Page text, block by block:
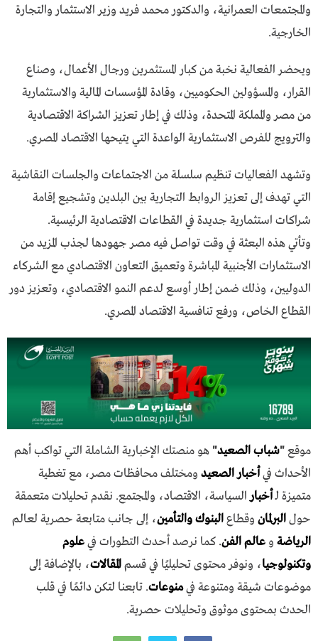
والمجتمعات العمرانية، والدكتور محمد فريد وزير الاستثمار والتجارة
الخارجية.
ويحضر الفعالية نخبة من كبار المستثمرين ورجال الأعمال، وصناع
القرار، والمسؤولين الحكوميين، وقادة المؤسسات المالية والاستثمارية
من مصر والمملكة المتحدة، وذلك في إطار تعزيز الشراكة الاقتصادية
والترويج للفرص الاستثمارية الواعدة التي يتيحها الاقتصاد المصري.
وتشهد الفعاليات تنظيم سلسلة من الاجتماعات والجلسات النقاشية
التي تهدف إلى تعزيز الروابط التجارية بين البلدين وتشجيع إقامة
شراكات استثمارية جديدة في القطاعات الاقتصادية الرئيسية.
وتأتي هذه البعثة في وقت تواصل فيه مصر جهودها لجذب المزيد من
الاستثمارات الأجنبية المباشرة وتعميق التعاون الاقتصادي مع الشركاء
الدوليين، وذلك ضمن إطار أوسع لدعم النمو الاقتصادي، وتعزيز دور
القطاع الخاص، ورفع تنافسية الاقتصاد المصري.
موقع"شباب الصعيد" هو منصتك الإخبارية الشاملة التي تواكب أهم
الأحداث فيأخبار الصعيد ومختلف محافظات مصر، مع تغطية
متميزة لـأخبارالسياسة، الاقتصاد، والمجتمع. نقدم تحليلات متعمقة
حولالبرلمان وقطاعالبنوك والتأمين، إلى جانب متابعة حصرية لعالم
الرياضة و عالم الفن. كما نرصد أحدث التطورات فيعلوم
وتكنولوجيا، ونوفر محتوى تحليليًا في قسمالمقالات، بالإضافة إلى
موضوعات شيقة ومتنوعة فيمنوعات. تابعنا لتكن دائمًا في قلب
الحدث بمحتوى موثوق وتحليلات حصرية.